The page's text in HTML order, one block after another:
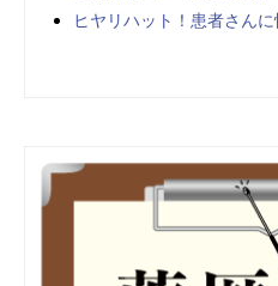
ヒヤリハット！患者さん